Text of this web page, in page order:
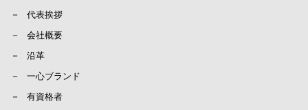
代表挨拶
会社概要
沿革
一心ブランド
有資格者